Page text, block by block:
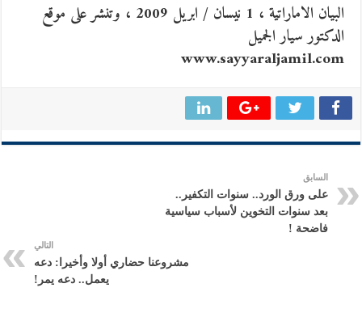
البيان الاماراتية ، 1 نيسان / ابريل 2009 ، وتنشر على موقع
الدكتور سيار الجميل
www.sayyaraljamil.com
السابق
على ورق الورد.. سنوات التكفير..
بعد سنوات التخوين لأسباب سياسية
فاضحة !
التالي
مشروعنا حضاري أولا وأخيرا: دعه
يعمل.. دعه يمر!